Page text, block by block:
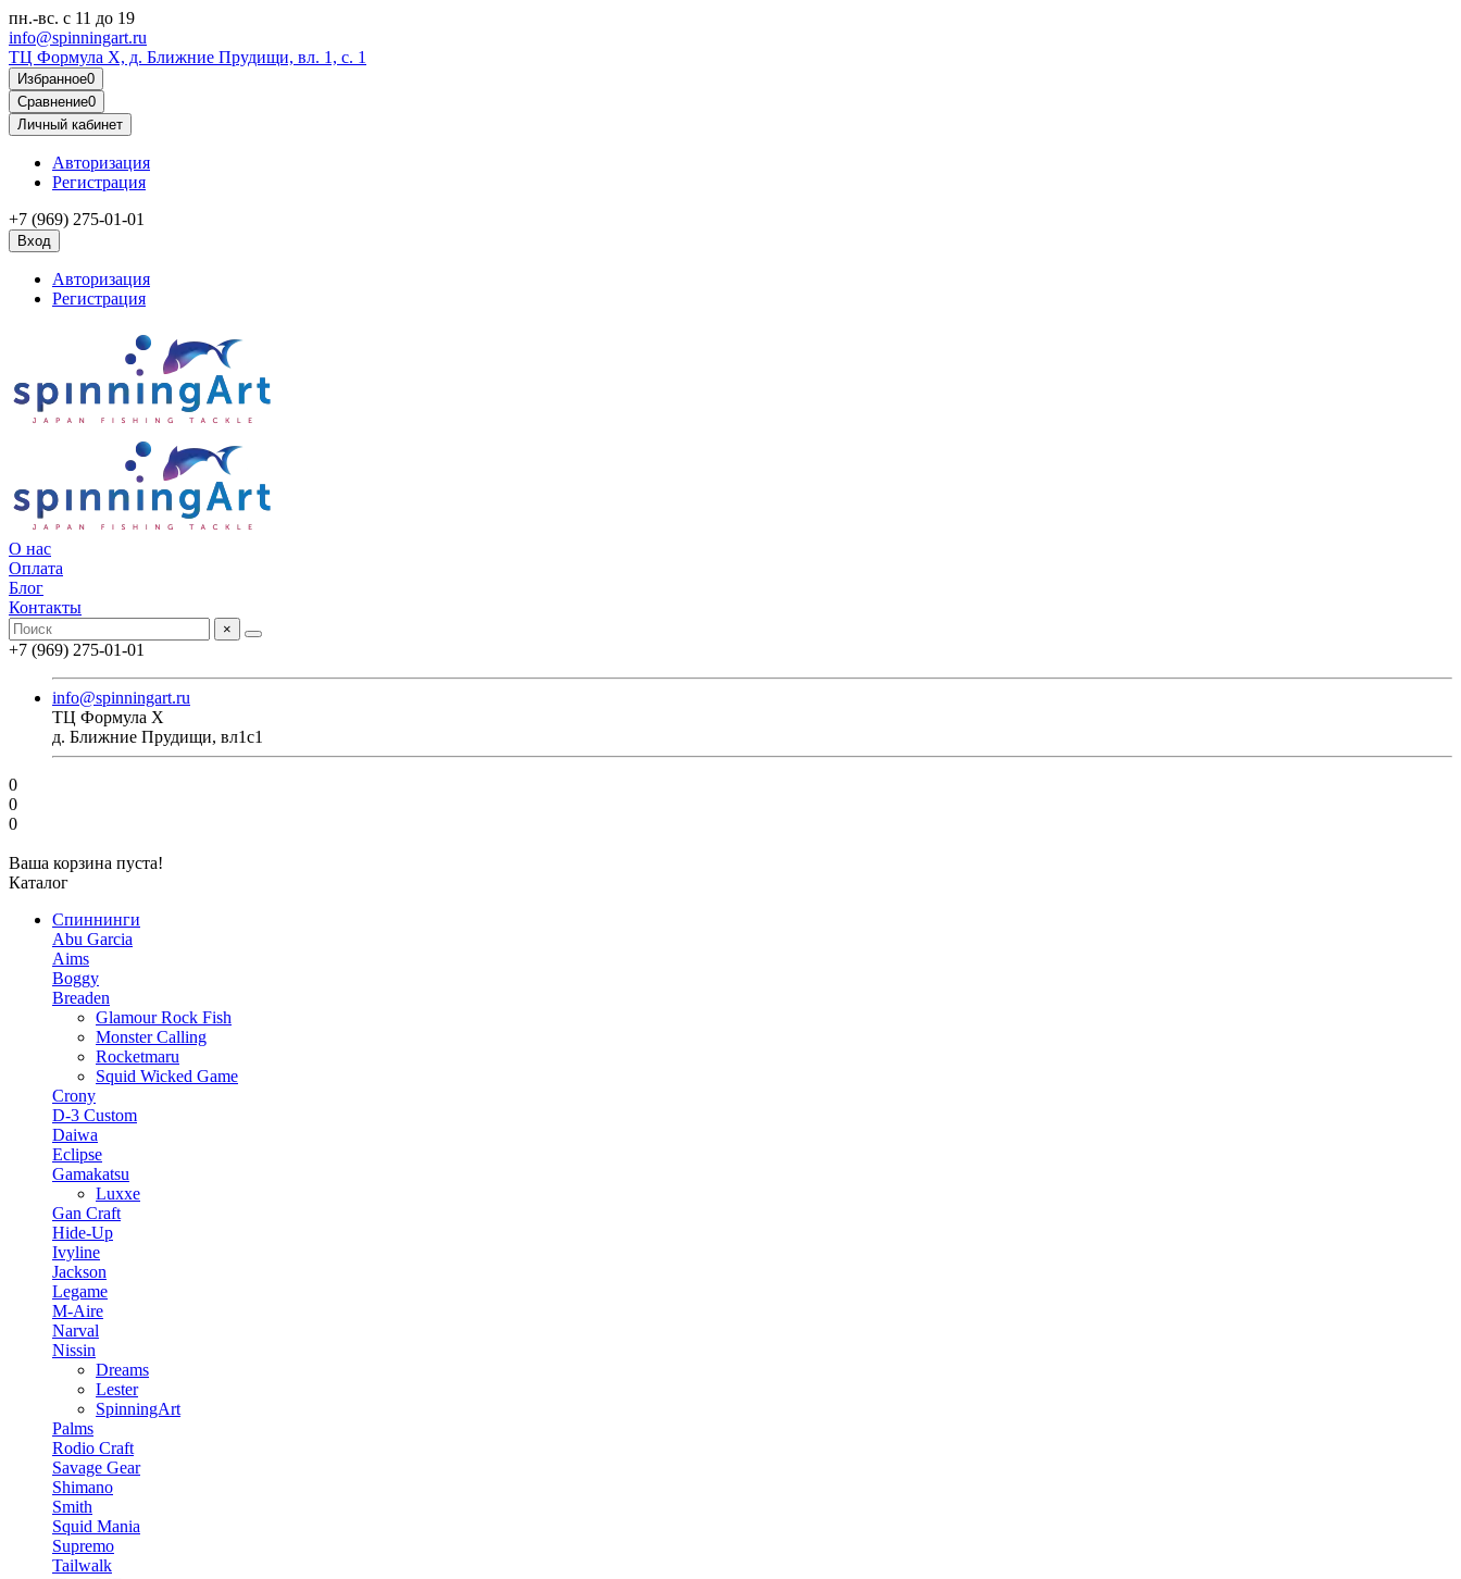
пн.-вс. с 11 до 19
info@spinningart.ru
ТЦ Формула X, д. Ближние Прудищи, вл. 1, с. 1
Избранное0
Сравнение0
Личный кабинет
Авторизация
Регистрация
+7 (969) 275-01-01
Вход
Авторизация
Регистрация
О нас
Оплата
Блог
Контакты
×
+7 (969) 275-01-01
info@spinningart.ru
ТЦ Формула X
д. Ближние Прудищи, вл1с1
0
0
0
Ваша корзина пуста!
Каталог
Спиннинги
Abu Garcia
Aims
Boggy
Breaden
Glamour Rock Fish
Monster Calling
Rocketmaru
Squid Wicked Game
Crony
D-3 Custom
Daiwa
Eclipse
Gamakatsu
Luxxe
Gan Craft
Hide-Up
Ivyline
Jackson
Legame
M-Aire
Narval
Nissin
Dreams
Lester
SpinningArt
Palms
Rodio Craft
Savage Gear
Shimano
Smith
Squid Mania
Supremo
Tailwalk